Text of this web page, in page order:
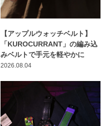
【アップルウォッチベルト】
「KUROCURRANT」の編み込
みベルトで手元を軽やかに
2026.08.04